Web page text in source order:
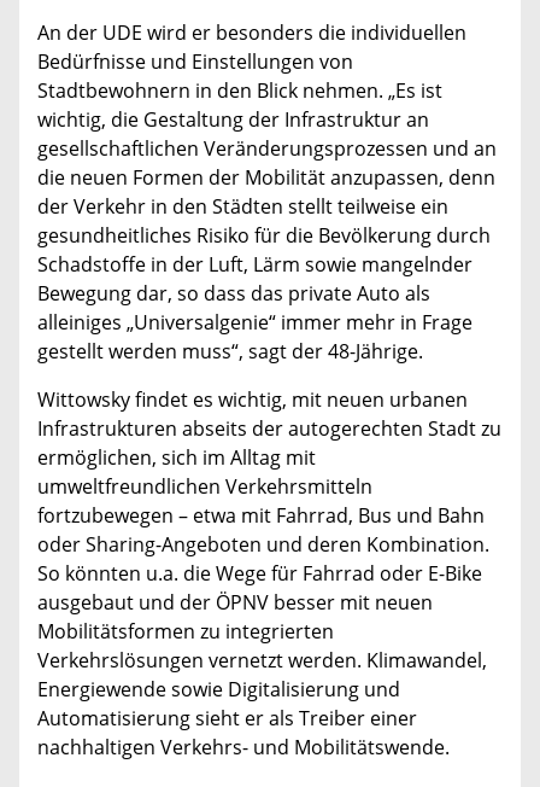
An der UDE wird er besonders die individuellen
Bedürfnisse und Einstellungen von
Stadtbewohnern in den Blick nehmen. „Es ist
wichtig, die Gestaltung der Infrastruktur an
gesellschaftlichen Veränderungsprozessen und an
die neuen Formen der Mobilität anzupassen, denn
der Verkehr in den Städten stellt teilweise ein
gesundheitliches Risiko für die Bevölkerung durch
Schadstoffe in der Luft, Lärm sowie mangelnder
Bewegung dar, so dass das private Auto als
alleiniges „Universalgenie“ immer mehr in Frage
gestellt werden muss“, sagt der 48-Jährige.
Wittowsky findet es wichtig, mit neuen urbanen
Infrastrukturen abseits der autogerechten Stadt zu
ermöglichen, sich im Alltag mit
umweltfreundlichen Verkehrsmitteln
fortzubewegen – etwa mit Fahrrad, Bus und Bahn
oder Sharing-Angeboten und deren Kombination.
So könnten u.a. die Wege für Fahrrad oder E-Bike
ausgebaut und der ÖPNV besser mit neuen
Mobilitätsformen zu integrierten
Verkehrslösungen vernetzt werden. Klimawandel,
Energiewende sowie Digitalisierung und
Automatisierung sieht er als Treiber einer
nachhaltigen Verkehrs- und Mobilitätswende.